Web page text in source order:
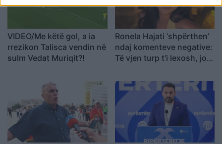
VIDEO/Me këtë gol, a ia
rrezikon Talisca vendin në
sulm Vedat Muriqit?!
Ronela Hajati ‘shpërthen’
ndaj komenteve negative:
Të vjen turp t’i lexosh, jo